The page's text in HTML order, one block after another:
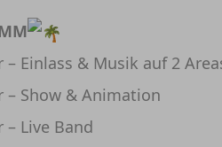
– Einlass & Musik auf 2
– Show & Animation
– Live Band